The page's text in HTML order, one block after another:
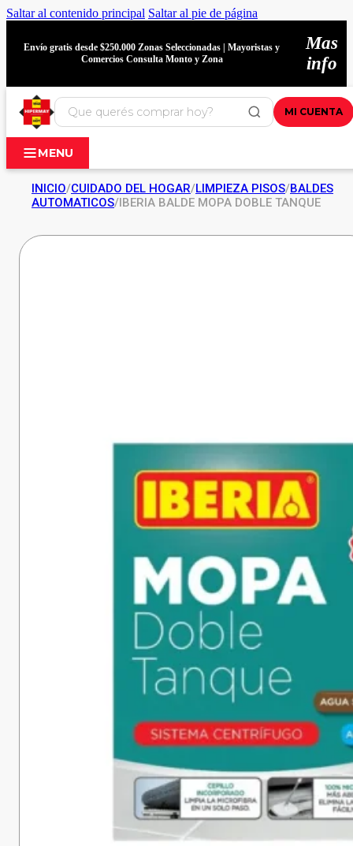
Saltar al contenido principal Saltar al pie de página
Envío gratis desde $250.000 Zonas Seleccionadas | Mayoristas y
Comercios Consulta Monto y Zona
Mas
info
MI CUENTA
MENU
INICIO/CUIDADO DEL HOGAR/LIMPIEZA PISOS/BALDES
AUTOMATICOS/IBERIA BALDE MOPA DOBLE TANQUE